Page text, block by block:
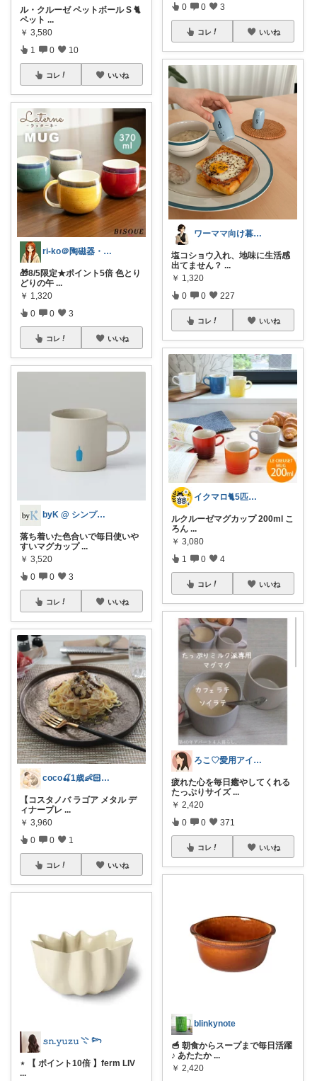
ル・クルーゼ ペットボール S 🐈
ペット ...
￥ 3,580
1 0 10
コレ いいね
ri-ko＠陶磁器・インテリア雑貨好き
🎁8/5限定★ポイント5倍 色とり
どりの午 ...
￥ 1,320
0 0 3
コレ いいね
byK @ シンプル好き
落ち着いた色合いで毎日使いや
すいマグカップ ...
￥ 3,520
0 0 3
コレ いいね
coco🍒1歳👶🏻5歳🐈
【コスタノバ ラゴア メタル デ
ィナープレ ...
￥ 3,960
0 0 1
コレ いいね
𝚜𝚗.𝚢𝚞𝚣𝚞 𓇢 𓆸
⋆ 【 ポイント10倍 】ferm LIV
...
0 0 3
コレ いいね
ワーママ向け暮らしの便利グッズROOM
塩コショウ入れ、地味に生活感
出てません？ ...
￥ 1,320
0 0 227
コレ いいね
イクマロ🐈5匹の猫とおうちカフェ☕️
ルクルーゼマグカップ 200ml こ
ろん ...
￥ 3,080
1 0 4
コレ いいね
ろこ♡愛用アイテム❤️
疲れた心を毎日癒やしてくれる
たっぷりサイズ ...
￥ 2,420
0 0 371
コレ いいね
blinkynote
🥣 朝食からスープまで毎日活躍
♪ あたたか ...
￥ 2,420